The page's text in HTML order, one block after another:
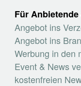
Für
Angebot ins
Angebot ins
Werbung in den
Event & News
kostenfreien